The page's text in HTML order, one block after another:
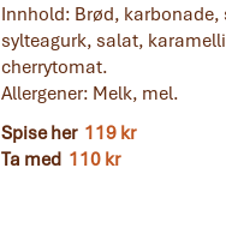
Innhold: Brød, karbonade,
sylteagurk, salat,
cherrytomat.
Allergener: Melk, mel.
Spise her 119 kr
Ta med 110 kr